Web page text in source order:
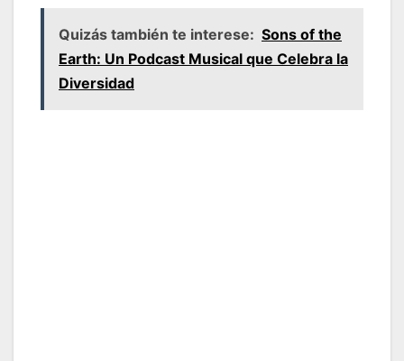
Quizás también te interese: Sons of the
Earth: Un Podcast Musical que Celebra la
Diversidad